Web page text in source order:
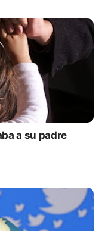
a su padre